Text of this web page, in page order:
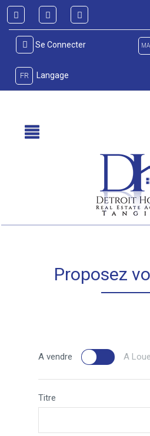
Se Connecter
FR Langage
Proposez
A vendre A
Titre